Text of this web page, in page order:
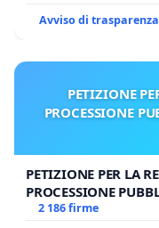
Avviso di trasparenza
PETIZIONE
PROCESSIONE
PETIZIONE PER LA
PROCESSIONE
MILANO
2 186 firme